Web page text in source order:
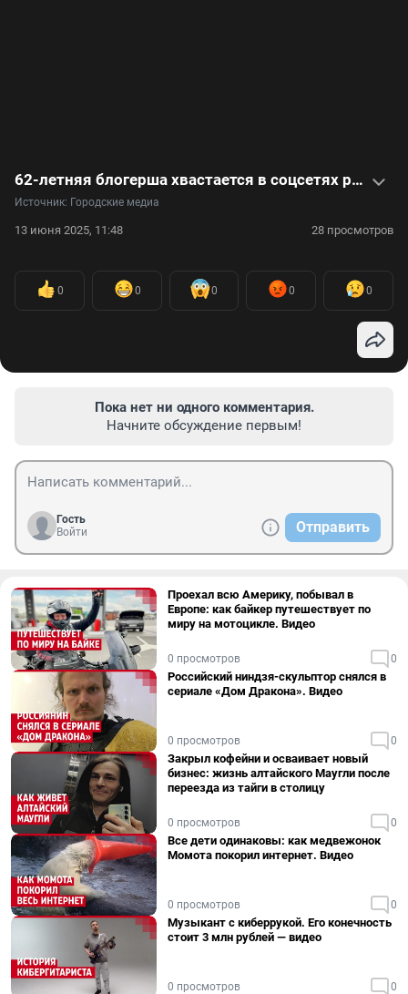
62-летняя блогерша хвастается в соцсетях роликами в одном белье и 28-летним мужем
Источник: Городские медиа
13 июня 2025, 11:48 28 просмотров
0 0 0 0 0
Пока нет ни одного комментария.
Начните обсуждение первым!
Гость
Войти
Отправить
Проехал всю Америку, побывал в
Европе: как байкер путешествует по
миру на мотоцикле. Видео
0 просмотров 0
Российский ниндзя-скульптор снялся в
сериале «Дом Дракона». Видео
0 просмотров 0
Закрыл кофейни и осваивает новый
бизнес: жизнь алтайского Маугли после
переезда из тайги в столицу
0 просмотров 0
Все дети одинаковы: как медвежонок
Момота покорил интернет. Видео
0 просмотров 0
Музыкант с киберрукой. Его конечность
стоит 3 млн рублей — видео
0 просмотров 0